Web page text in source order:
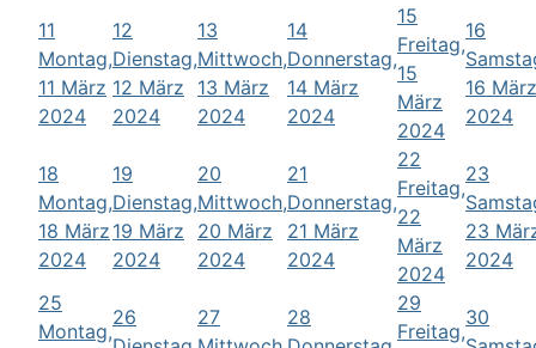
11
Montag,
11 März
2024
12
Dienstag,
12 März
2024
13
Mittwoch,
13 März
2024
14
Donnerstag,
14 März
2024
15
Freitag,
15
März
2024
16
16 März
2024
18
Montag,
18 März
2024
19
Dienstag,
19 März
2024
20
Mittwoch,
20 März
2024
21
Donnerstag,
21 März
2024
22
Freitag,
22
März
2024
23
23
2024
25
Montag,
26
27
28
29
Freitag,
30